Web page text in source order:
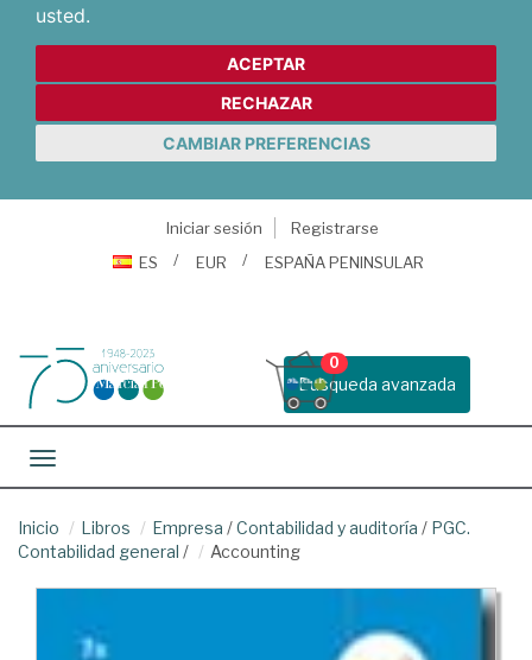
usted.
ACEPTAR
RECHAZAR
CAMBIAR PREFERENCIAS
Iniciar sesión
Registrarse
ES
EUR ESPAÑA PENINSULAR
Busqueda avanzada
0
Toggle navigation
Inicio Libros Empresa /Contabilidad y auditoría / PGC.
Contabilidad general / Accounting